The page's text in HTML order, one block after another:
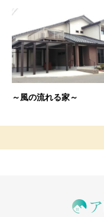
～風の流れる家～